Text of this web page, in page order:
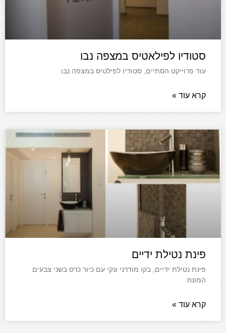
סטודיו לפילאטיס במצפה נבו
עוד פרוייקט הסתיים, סטודיו לפילטיס במצפה נבו
קרא עוד »
פינת נטילת ידיים
פינת נטילת ידיים, בקו מודרני ונקי עם כיור כרס בשני צבעים
המונח
קרא עוד »